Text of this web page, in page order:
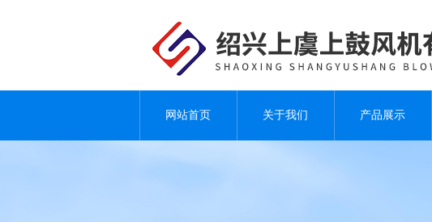
网站首页 关于我们 产品展示